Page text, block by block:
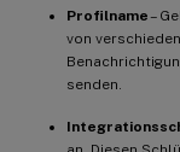
Profilname–
von
senden.